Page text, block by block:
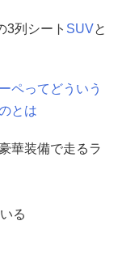
3列シート SUVと
ペってどういう
とは
華装備で走るラ
る